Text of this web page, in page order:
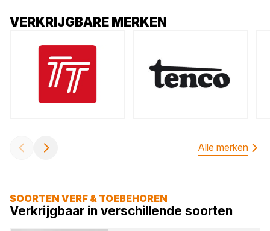
VERKRIJGBARE MERKEN
Alle merken
SOORTEN VERF & TOEBEHOREN
Verkrijgbaar in verschillende soorten